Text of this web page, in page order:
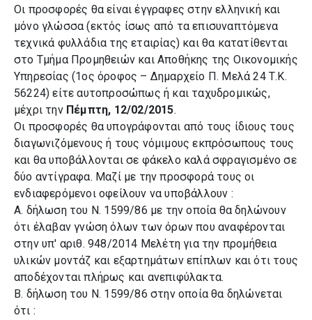
Οι προσφορές θα είναι έγγραφες στην ελληνική και
μόνο γλώσσα (εκτός ίσως από τα επισυναπτόμενα
τεχνικά φυλλάδια της εταιρίας) και θα κατατίθενται
στο Τμήμα Προμηθειών και Αποθήκης της Οικονομικής
Υπηρεσίας (1ος όροφος – Δημαρχείο Π. Μελά 24 Τ.Κ.
56224) είτε αυτοπροσώπως ή και ταχυδρομικώς,
μέχρι την Πέμπτη, 12/02/2015.
Oι προσφορές θα υπογράφονται από τους ίδιους τους
διαγωνιζόμενους ή τους νόμιμους εκπρόσωπους τους
και θα υποβάλλονται σε φάκελο καλά σφραγισμένο σε
δύο αντίγραφα. Μαζί με την προσφορά τους οι
ενδιαφερόμενοι οφείλουν να υποβάλλουν :
Α. δήλωση του Ν. 1599/86 με την οποία θα δηλώνουν
ότι έλαβαν γνώση όλων των όρων που αναφέρονται
στην υπ' αριθ. 948/2014 Μελέτη για την προμήθεια
υλικών μοντάζ και εξαρτημάτων επίπλων και ότι τους
αποδέχονται πλήρως και ανεπιφύλακτα.
Β. δήλωση του Ν. 1599/86 στην οποία θα δηλώνεται
ότι :